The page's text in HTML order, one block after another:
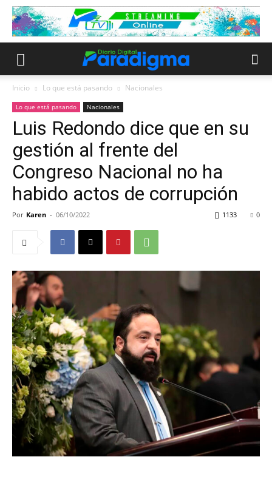
Inicio Lo que está pasando Nacionales
Lo que está pasando Nacionales
Luis Redondo dice que en su
gestión al frente del
Congreso Nacional no ha
habido actos de corrupción
Por Karen - 06/10/2022 0
1133